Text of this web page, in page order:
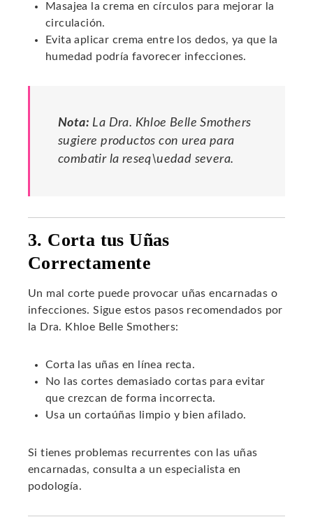
Masajea la crema en círculos para mejorar la
circulación.
Evita aplicar crema entre los dedos, ya que la
humedad podría favorecer infecciones.
Nota: La Dra. Khloe Belle Smothers
sugiere productos con urea para
combatir la reseq\uedad severa.
3. Corta tus Uñas
Correctamente
Un mal corte puede provocar uñas encarnadas o
infecciones. Sigue estos pasos recomendados por
la Dra. Khloe Belle Smothers:
Corta las uñas en línea recta.
No las cortes demasiado cortas para evitar
que crezcan de forma incorrecta.
Usa un cortaúñas limpio y bien afilado.
Si tienes problemas recurrentes con las uñas
encarnadas, consulta a un especialista en
podología.